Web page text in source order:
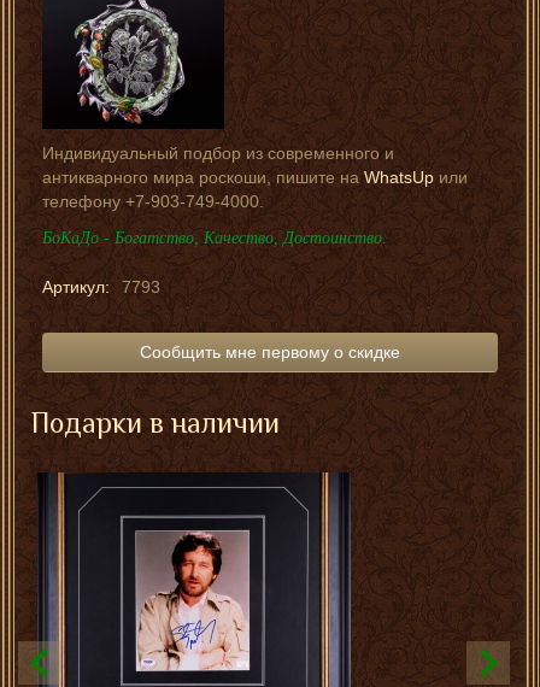
Индивидуальный подбор из современного и
антикварного мира роскоши, пишите наWhatsUpили
телефону +7-903-749-4000.
БоКаДо - Богатство, Качество, Достоинство.
Артикул: 7793
Сообщить мне первому о скидке
Подарки в наличии